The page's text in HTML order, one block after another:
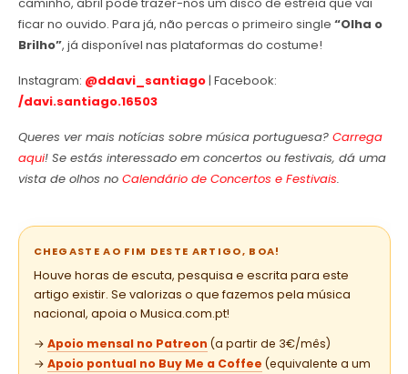
ficar no ouvido. Para já, não percas o primeiro single “Olha o
Brilho”, já disponível nas plataformas do costume!
Instagram: @ddavi_santiago| Facebook:
/davi.santiago.16503
Queres ver mais notícias sobre música portuguesa? Carrega
aqui! Se estás interessado em concertos ou festivais, dá uma
vista de olhos no Calendário de Concertos e Festivais.
CHEGASTE AO FIM DESTE ARTIGO, BOA!
Houve horas de escuta, pesquisa e escrita para este
artigo existir. Se valorizas o que fazemos pela música
nacional, apoia o Musica.com.pt!
→ Apoio mensal no Patreon (a partir de 3€/mês)
→ Apoio pontual no Buy Me a Coffee (equivalente a um